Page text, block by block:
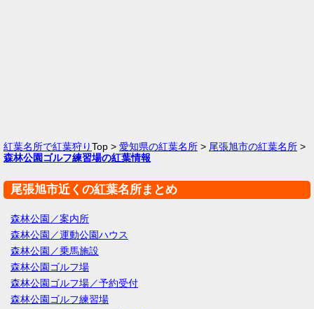
紅葉名所で紅葉狩りTop > 愛知県の紅葉名所 > 尾張旭市の紅葉名所 >
森林公園ゴルフ練習場の紅葉情報
尾張旭市近くの紅葉名所まとめ
森林公園／案内所
森林公園／運動公園ハウス
森林公園／乗馬施設
森林公園ゴルフ場
森林公園ゴルフ場／予約受付
森林公園ゴルフ練習場